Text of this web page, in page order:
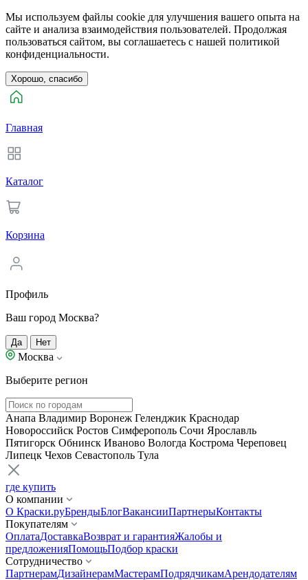
Мы используем файлы cookie для улучшения вашего опыта на
сайте и анализа взаимодействия пользователей. Продолжая
пользоваться сайтом, вы соглашаетесь с нашей политикой
конфиденциальности.
Хорошо, спасибо
Главная
Каталог
Корзина
Профиль
Ваш город Москва?
Да Нет
Москва
Выберите регион
Анапа Владимир Воронеж Геленджик Краснодар
Новороссийск Ростов Симферополь Сочи Ярославль
Пятигорск Обнинск Иваново Вологда Кострома Череповец
Липецк Чехов Севастополь Тула
где купить
О компании
О Краски.руБрендыБлогВакансииПартнерыКонтакты
Покупателям
ОплатаДоставкаВозврат и гарантияЖалобы и
предложенияПомощьПодбор краски
Сотрудничество
ПартнерамДизайнерамМастерамПодрядчикамАрендодателям